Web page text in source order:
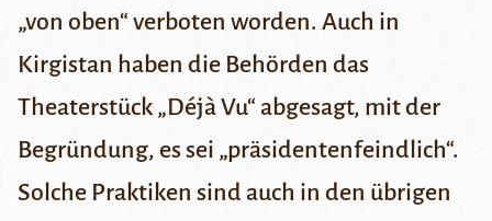
„von oben“ verboten worden. Auch in
Kirgistan haben die Behörden das
Theaterstück „Déjà Vu“ abgesagt, mit der
Begründung, es sei „präsidentenfeindlich“.
Solche Praktiken sind auch in den übrigen